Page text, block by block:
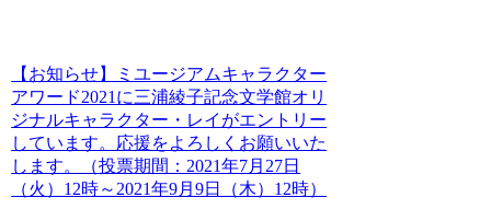
【お知らせ】ミユージアムキャラクター
アワード2021に三浦綾子記念文学館オリ
ジナルキャラクター・レイがエントリー
しています。応援をよろしくお願いいた
します。（投票期間：2021年7月27日
（火）12時～2021年9月9日（木）12時）